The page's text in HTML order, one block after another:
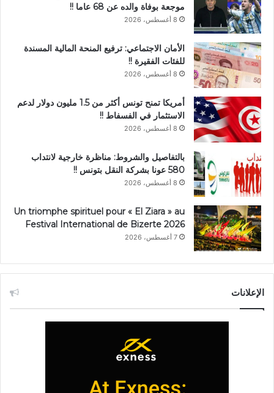
موجعة بوفاة والده عن 68 عاما !!
8 أغسطس، 2026
الأمان الاجتماعي: ترفيع المنحة المالية المسندة
للفئات الفقيرة !!
8 أغسطس، 2026
أمريكا تمنح تونس أكثر من 1.5 مليون دولار لدعم
الاستثمار في الفسفاط !!
8 أغسطس، 2026
بالتفاصيل والشروط: مناظرة خارجية لانتداب
580 عونا بشركة النقل بتونس !!
8 أغسطس، 2026
Un triomphe spirituel pour « El Ziara » au
Festival International de Bizerte 2026
7 أغسطس، 2026
الإعلانات